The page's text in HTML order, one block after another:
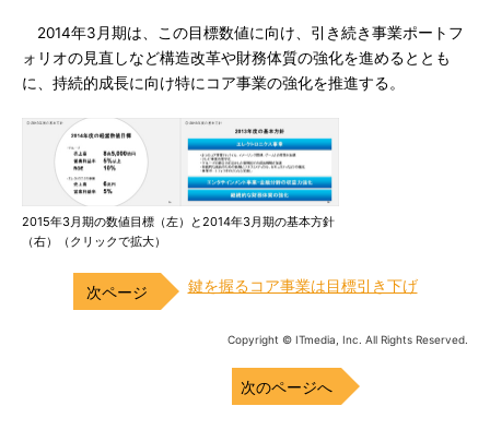
2014年3月期は、この目標数値に向け、引き続き事業ポートフ
ォリオの見直しなど構造改革や財務体質の強化を進めるととも
に、持続的成長に向け特にコア事業の強化を推進する。
2015年3月期の数値目標（左）と2014年3月期の基本方針
（右）（クリックで拡大）
鍵を握るコア事業は目標引き下げ
Copyright © ITmedia, Inc. All Rights Reserved.
次のページへ